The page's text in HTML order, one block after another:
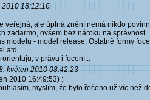
2010 18:12:16
veřejná, ale úplná znění nemá nikdo
zadarmo, ovšem bez nároku na správnost.
modelu - model release. Ostatně formy
atd.
orientuju, v právu i focení...
květen 2010 08:42:23
2010 16:49:53) :
myslím, že bylo řečeno už víc než